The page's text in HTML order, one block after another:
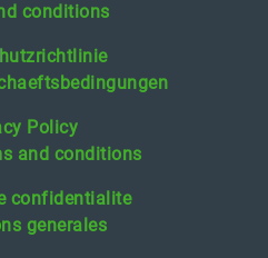
conditions
Policy
and conditions
confidentialite
generales